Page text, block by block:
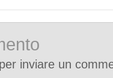
per inviare un